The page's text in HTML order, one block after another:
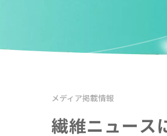
メディア掲載情報
繊維ニュース